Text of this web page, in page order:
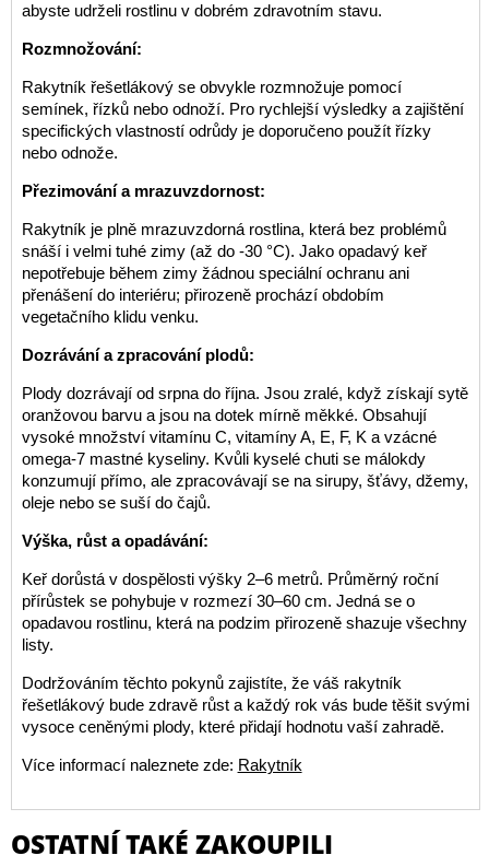
abyste udrželi rostlinu v dobrém zdravotním stavu.
Rozmnožování:
Rakytník řešetlákový se obvykle rozmnožuje pomocí
semínek, řízků nebo odnoží. Pro rychlejší výsledky a zajištění
specifických vlastností odrůdy je doporučeno použít řízky
nebo odnože.
Přezimování a mrazuvzdornost:
Rakytník je plně mrazuvzdorná rostlina, která bez problémů
snáší i velmi tuhé zimy (až do -30 °C). Jako opadavý keř
nepotřebuje během zimy žádnou speciální ochranu ani
přenášení do interiéru; přirozeně prochází obdobím
vegetačního klidu venku.
Dozrávání a zpracování plodů:
Plody dozrávají od srpna do října. Jsou zralé, když získají sytě
oranžovou barvu a jsou na dotek mírně měkké. Obsahují
vysoké množství vitamínu C, vitamíny A, E, F, K a vzácné
omega-7 mastné kyseliny. Kvůli kyselé chuti se málokdy
konzumují přímo, ale zpracovávají se na sirupy, šťávy, džemy,
oleje nebo se suší do čajů.
Výška, růst a opadávání:
Keř dorůstá v dospělosti výšky 2–6 metrů. Průměrný roční
přírůstek se pohybuje v rozmezí 30–60 cm. Jedná se o
opadavou rostlinu, která na podzim přirozeně shazuje všechny
listy.
Dodržováním těchto pokynů zajistíte, že váš rakytník
řešetlákový bude zdravě růst a každý rok vás bude těšit svými
vysoce ceněnými plody, které přidají hodnotu vaší zahradě.
Více informací naleznete zde: Rakytník
OSTATNÍ TAKÉ ZAKOUPILI